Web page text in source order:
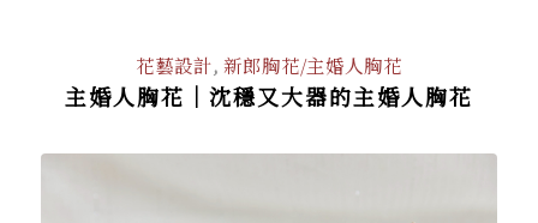
花藝設計, 新郎胸花/主婚人胸花
主婚人胸花｜沈穩又大器的主婚人胸花